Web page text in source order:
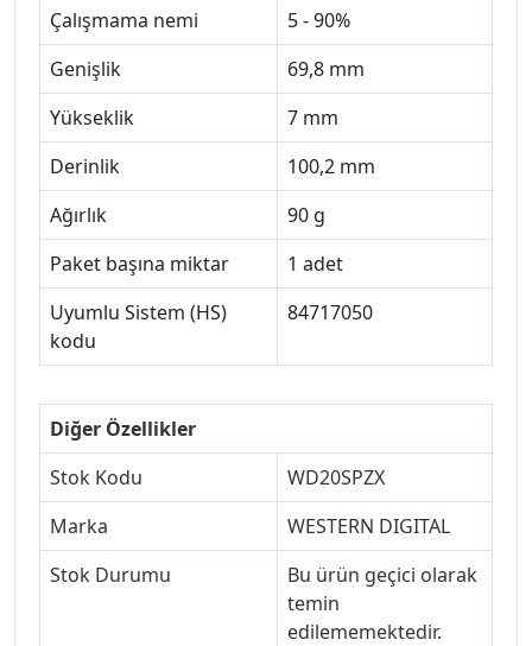
Çalışmama nemi
5 - 90%
Genişlik
69,8 mm
Yükseklik
7 mm
Derinlik
100,2 mm
Ağırlık
90 g
Paket başına miktar
1 adet
Uyumlu Sistem (HS)
kodu
84717050
Diğer Özellikler
Stok Kodu
WD20SPZX
Marka
WESTERN DIGITAL
Stok Durumu
Bu ürün geçici olarak
temin
edilememektedir.